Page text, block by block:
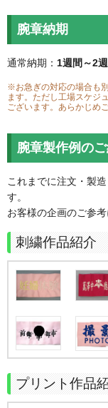
腕章納期
通常納期： 1週間～2
※お急ぎの対応の場合も
ます。ただし工場スケジ
ございます。あらかじめ
腕章製作例の
これまでに注文・製
す。
お客様の企画のご参考
刺繍作品紹介
プリント作品